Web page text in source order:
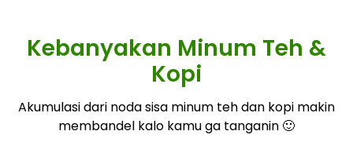
Kebanyakan Minum Teh &
Kopi
Akumulasi dari noda sisa minum teh dan kopi makin
membandel kalo kamu ga tanganin 🙂